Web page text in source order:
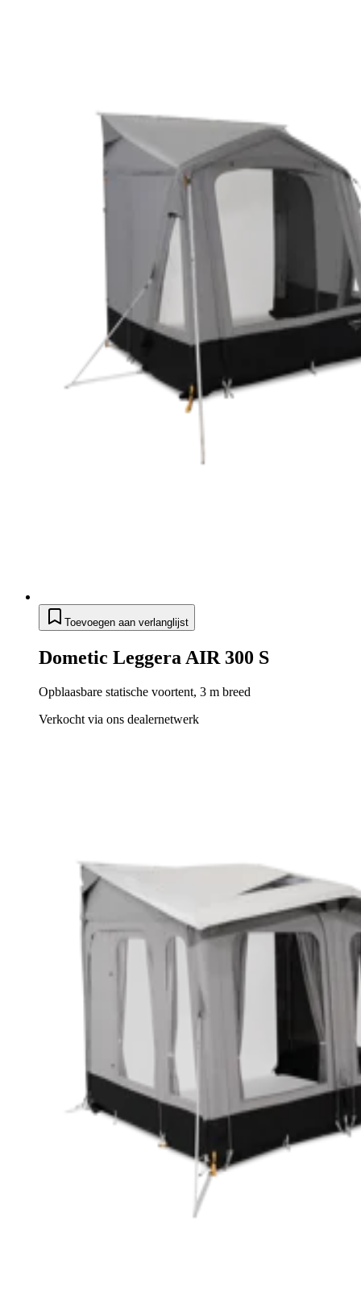
Toevoegen aan verlanglijst
Dometic Leggera AIR 300 S
Opblaasbare statische voortent, 3 m breed
Verkocht via ons dealernetwerk